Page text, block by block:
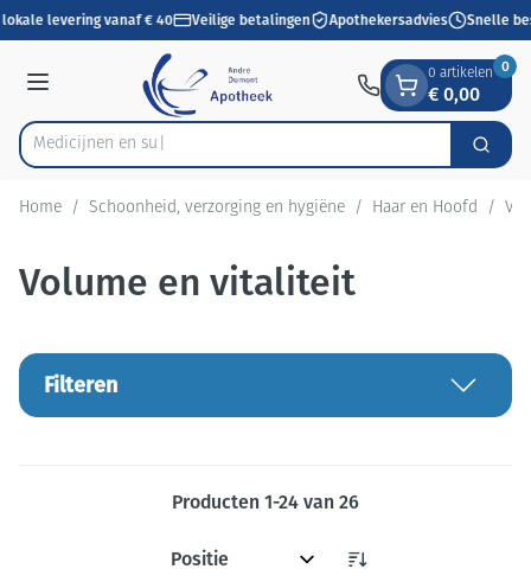
Ga naar de inhoud
1 van 1
levering vanaf € 40 Veilige betalingen Apothekersadvies Snelle
Menu
Product, merk, categorie... Zoek
0 artikelen
€ 0,00
0
Home / Schoonheid, verzorging en hygiëne / Haar en Hoofd /
Volume en vitaliteit
Filteren
Producten 1-24 van 26
Sorteer op: